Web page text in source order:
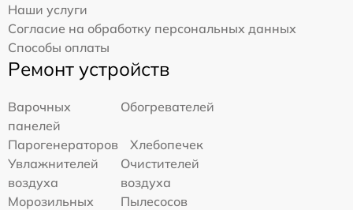
Наши услуги
Согласие на обработку персональных данных
Способы оплаты
Ремонт устройств
Варочных
панелей
Обогревателей
Парогенераторов
Хлебопечек
Увлажнителей
воздуха
Очистителей
воздуха
Морозильных
Пылесосов